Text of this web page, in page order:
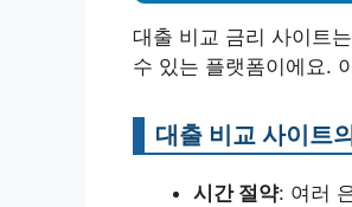
대출 비교 금리 사이트
수 있는 플랫폼이에요.
대출 비교 사이트
시간 절약: 여러